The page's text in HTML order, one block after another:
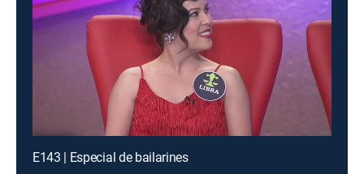
E143 | Especial de bailarines